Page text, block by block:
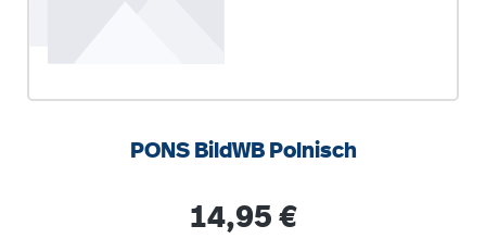
PONS BildWB Polnisch
Regulärer Preis:
14,95 €